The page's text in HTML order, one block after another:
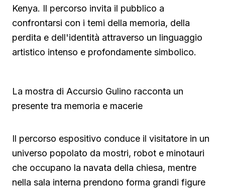
Kenya. Il percorso invita il pubblico a
confrontarsi con i temi della memoria, della
perdita e dell'identità attraverso un linguaggio
artistico intenso e profondamente simbolico.
La mostra di Accursio Gulino racconta un
presente tra memoria e macerie
Il percorso espositivo conduce il visitatore in un
universo popolato da mostri, robot e minotauri
che occupano la navata della chiesa, mentre
nella sala interna prendono forma grandi figure